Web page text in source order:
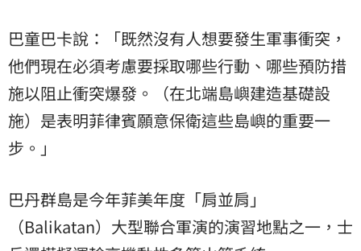
巴童巴卡說：「既然沒有人想要發生軍事衝突，
他們現在必須考慮要採取哪些行動、哪些預防措
施以阻止衝突爆發。（在北端島嶼建造基礎設
施）是表明菲律賓願意保衛這些島嶼的重要一
步。」
巴丹群島是今年菲美年度「肩並肩」
（Balikatan）大型聯合軍演的演習地點之一，士